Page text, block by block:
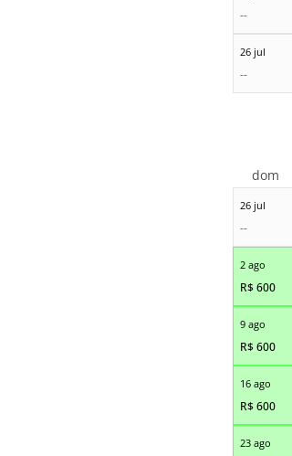
--
26 jul
--
26 jul
--
2 ago
R$600
9 ago
R$600
16 ago
R$600
23 ago
dom